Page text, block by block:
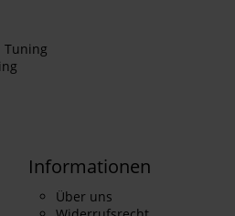
Tuning
Informationen
Über uns